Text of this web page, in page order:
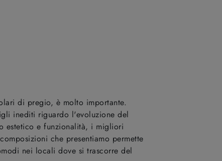
di pregio, è molto importante.
inediti riguardo l'evoluzione del
estetico e funzionalità, i migliori
che presentiamo permette
nei locali dove si trascorre del